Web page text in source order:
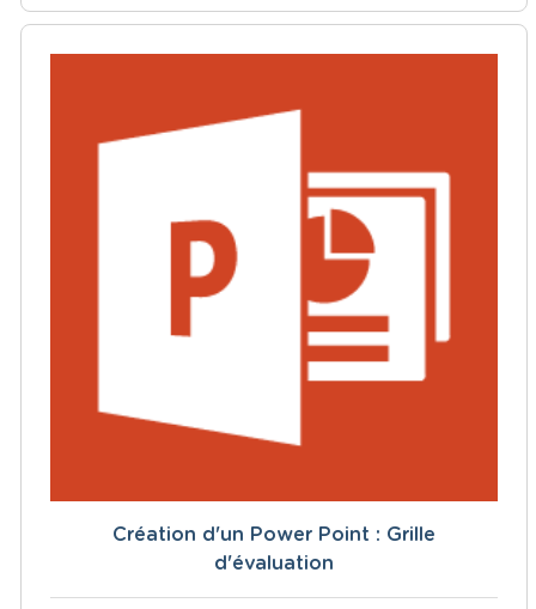
Création d'un Power Point : Grille
d'évaluation